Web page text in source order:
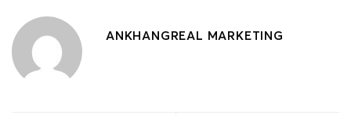
ANKHANGREAL MARKETING